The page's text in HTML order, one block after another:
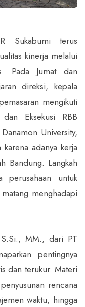
Sukabumi terus
kinerja melalui
Pada Jumat dan
direksi, kepala
mengikuti
Eksekusi RBB
University,
adanya kerja
Bandung. Langkah
untuk
menghadapi
MM., dari PT
pentingnya
dan terukur. Materi
rencana
waktu, hingga